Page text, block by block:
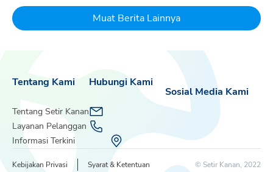
Uangnya Untuk EV
Dream
Melambat
Muat Berita Lainnya
Tentang Kami
Tentang Setir Kanan
Layanan Pelanggan
Informasi Terkini
Sosial Media Kami
Hubungi Kami
Kebijakan Privasi Syarat & Ketentuan © Setir Kanan, 2022